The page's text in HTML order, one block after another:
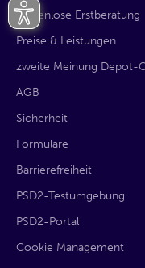
kostenlose Erstberatung
Preise & Leistungen
zweite Meinung Depot-
AGB
Sicherheit
Formulare
Barrierefreiheit
PSD2-Testumgebung
PSD2-Portal
Cookie Management